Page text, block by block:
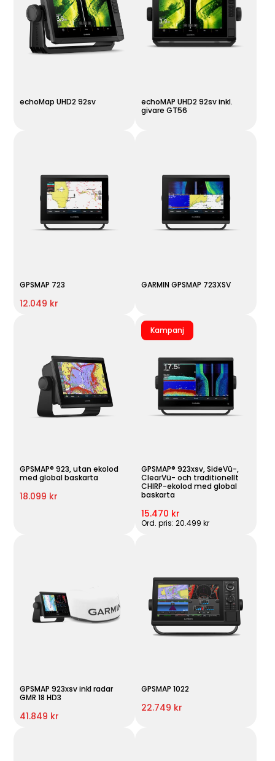
echoMap UHD2 92sv
echoMAP UHD2 92sv inkl.
givare GT56
GPSMAP 723
12.049 kr
GARMIN GPSMAP 723XSV
GPSMAP® 923, utan ekolod
med global baskarta
18.099 kr
Kampanj
GPSMAP® 923xsv, SideVü-,
ClearVü- och traditionellt
CHIRP-ekolod med global
baskarta
15.470 kr
Ord. pris: 20.499 kr
GPSMAP 923xsv inkl radar
GMR 18 HD3
41.849 kr
GPSMAP 1022
22.749 kr